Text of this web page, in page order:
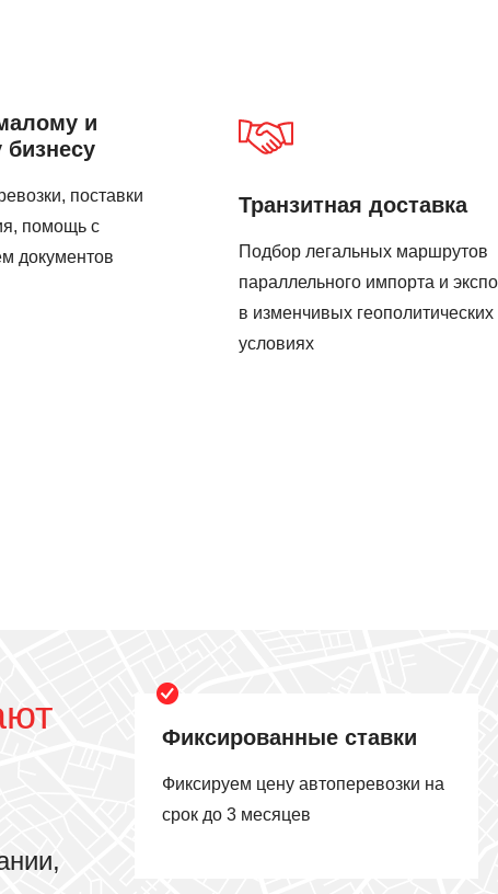
и
поставки
помощь с
документов
Транзитная доставка
Подбор легальных маршрутов
параллельного импорта и
в изменчивых геополитических
условиях
Фиксированные ставки
Фиксируем цену автоперевозки на
срок до 3 месяцев